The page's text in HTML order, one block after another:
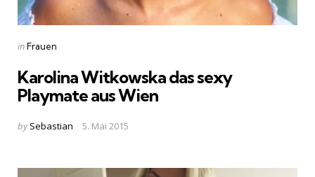
Categories
Posted
inFrauen
Karolina Witkowska das sexy
Playmate aus Wien
Posted
by Sebastian 5. Mai 2015